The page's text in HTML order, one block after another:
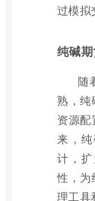
过模拟
纯碱
随
熟，纯
资源
来，
计，
性，为
理工具